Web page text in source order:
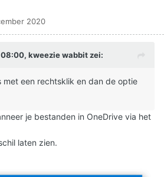
2020
08:00, kweezie wabbitzei:
met een rechtsklik en dan de optie
je bestanden in OneDrive via het
laten zien.